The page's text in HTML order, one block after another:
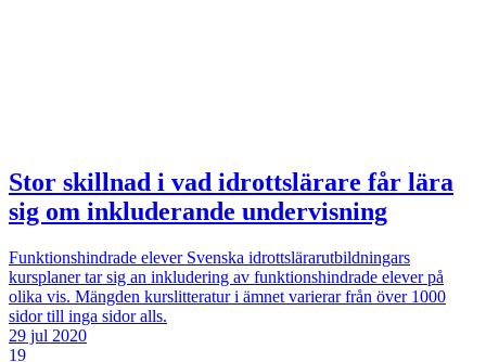
Stor skillnad i vad idrottslärare får lära
sig om inkluderande undervisning
Funktionshindrade eleverSvenska idrottslärarutbildningars
kursplaner tar sig an inkludering av funktionshindrade elever på
olika vis. Mängden kurslitteratur i ämnet varierar från över 1000
sidor till inga sidor alls.
29 jul 2020
19